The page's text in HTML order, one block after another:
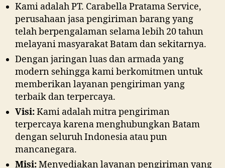
Kami adalah PT. Carabella Pratama Service,
perusahaan jasa pengiriman barang yang
telah berpengalaman selama lebih 20 tahun
melayani masyarakat Batam dan sekitarnya.
Dengan jaringan luas dan armada yang
modern sehingga kami berkomitmen untuk
memberikan layanan pengiriman yang
terbaik dan terpercaya.
Visi:Kami adalah mitra pengiriman
terpercaya karena menghubungkan Batam
dengan seluruh Indonesia atau pun
mancanegara.
Misi:Menyediakan layanan pengiriman yang